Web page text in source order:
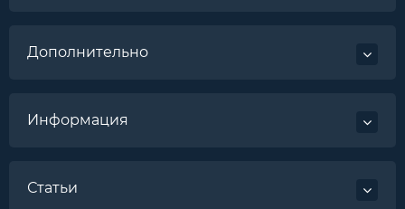
Дополнительно
Информация
Статьи